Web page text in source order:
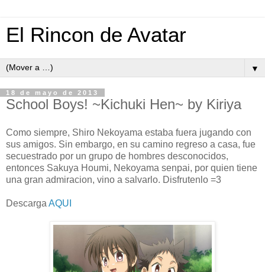
El Rincon de Avatar
▼
18 de mayo de 2013
School Boys! ~Kichuki Hen~ by Kiriya
Como siempre, Shiro Nekoyama estaba fuera jugando con
sus amigos. Sin embargo, en su camino regreso a casa, fue
secuestrado por un grupo de hombres desconocidos,
entonces Sakuya Houmi, Nekoyama senpai, por quien tiene
una gran admiracion, vino a salvarlo. Disfrutenlo =3
Descarga AQUI